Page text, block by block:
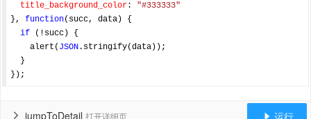
title_background_color: "#333333"
}, function( succ, data ) {
if (!succ) {
    alert(
JSON.stringify(data));
jumpToDetail 打开详细页
  运行